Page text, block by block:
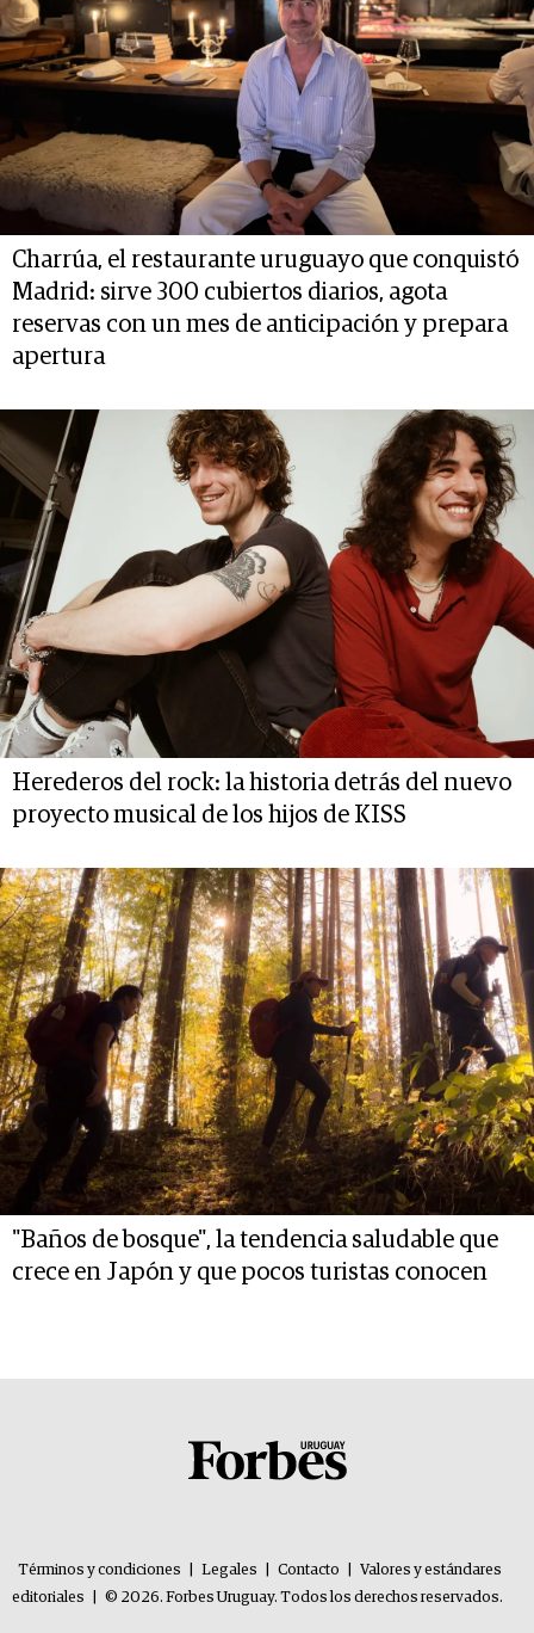
Charrúa, el restaurante uruguayo que conquistó
Madrid: sirve 300 cubiertos diarios, agota
reservas con un mes de anticipación y prepara
apertura
Herederos del rock: la historia detrás del nuevo
proyecto musical de los hijos de KISS
"Baños de bosque", la tendencia saludable que
crece en Japón y que pocos turistas conocen
Términos y condiciones Legales Contacto
Valores y estándares
editoriales
© 2026. Forbes Uruguay. Todos los derechos reservados.